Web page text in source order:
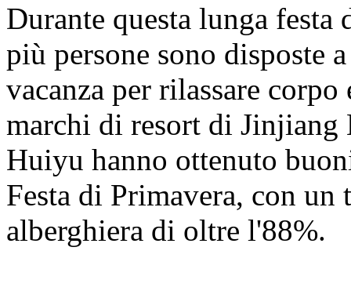
Durante questa lunga festa
più persone sono disposte
vacanza per rilassare
marchi di resort di Jinjiang
Huiyu hanno ottenuto
Festa di Primavera, con un
alberghiera di oltre l'88%.